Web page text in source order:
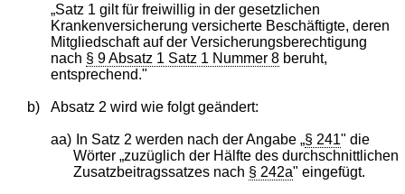
„Satz 1 gilt für freiwillig in der gesetzlichen
Krankenversicherung versicherte Beschäftigte, deren
Mitgliedschaft auf der Versicherungsberechtigung
nach § 9 Absatz 1 Satz 1 Nummer 8beruht,
entsprechend."
b) Absatz 2 wird wie folgt geändert:
aa) In Satz 2 werden nach der Angabe „§ 241" die
Wörter „zuzüglich der Hälfte des durchschnittlichen
Zusatzbeitragssatzes nach § 242a" eingefügt.